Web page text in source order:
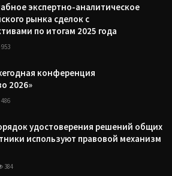
экспертно-аналитическое
рынка сделок с
по итогам 2025 года
953
конференция
2026»
486
удостоверения решений общих
используют правовой механизм
384